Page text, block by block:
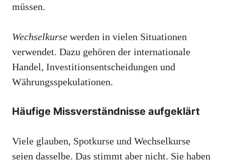
müssen.
Wechselkurse werden in vielen Situationen
verwendet. Dazu gehören der internationale
Handel, Investitionsentscheidungen und
Währungsspekulationen.
Häufige Missverständnisse aufgeklärt
Viele glauben, Spotkurse und Wechselkurse
seien dasselbe. Das stimmt aber nicht. Sie haben